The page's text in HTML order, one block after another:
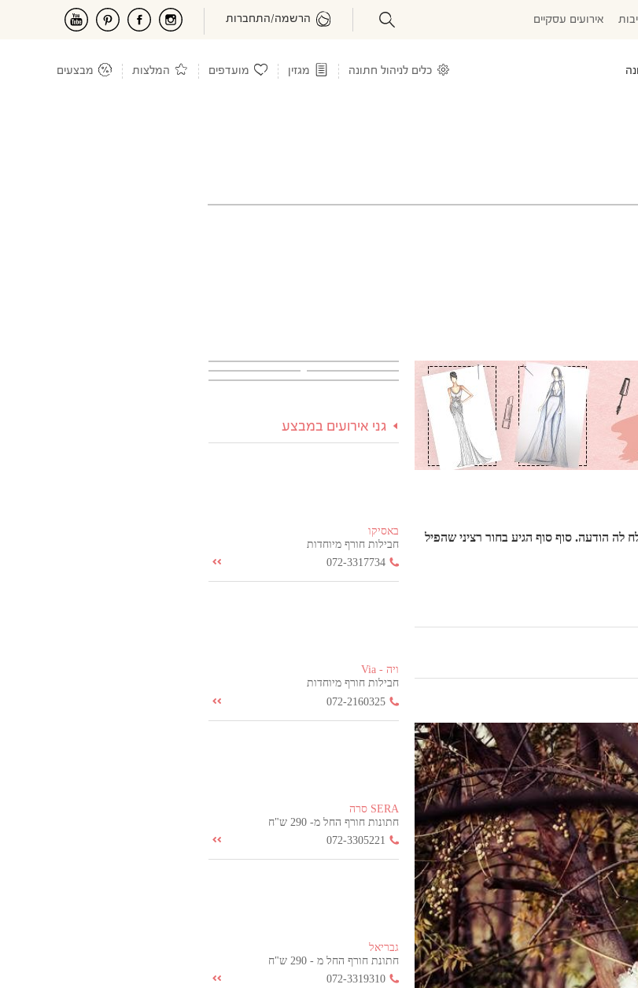
אירועים עסקיים הרשמה/התחברות
כלים לניהול חתונה מגזין מועדפים המלצות מבצעים
כמעט התייאשה מאתרי הכרויות עד הרגע שבו יוני אלגזי (30) שלח לה הודעה. סוף סוף הגיע בחור רציני שהפיל
גני אירועים במבצע
באסיקו
חבילות חורף מיוחדות
072-3317734
ויה - Via
חבילות חורף מיוחדות
072-2160325
SERA סרה
חתונות חורף החל מ- 290 ש"ח
072-3305221
גבריאל
חתונת חורף החל מ - 290 ש"ח
072-3319310